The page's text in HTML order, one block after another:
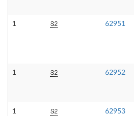
1 S2 62951
1 S2 62952
1 S2 62953